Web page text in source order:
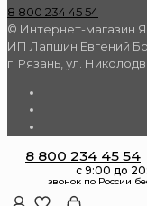
8 800 234 45 54
© Интернет-магазин
ИП Лапшин Евгений
г. Рязань, ул.
8 800 234 45 54